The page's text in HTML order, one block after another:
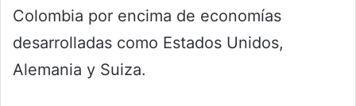
Colombia por encima de economías
desarrolladas como Estados Unidos,
Alemania y Suiza.